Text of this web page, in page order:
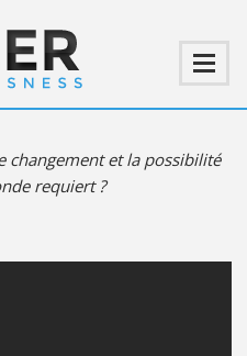
TOI
VIDÉO
changement et la possibilité
requiert ?